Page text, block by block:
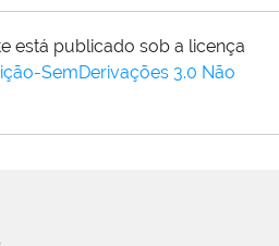
está publicado sob a licença
SemDerivações 3.0 Não